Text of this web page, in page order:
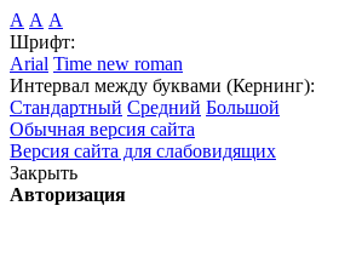
А А А
Шрифт:
Arial Time new roman
Интервал между буквами (Кернинг):
Стандартный Средний Большой
Обычная версия сайта
Версия сайта для слабовидящих
Закрыть
Авторизация